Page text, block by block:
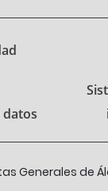
datos
Generales de